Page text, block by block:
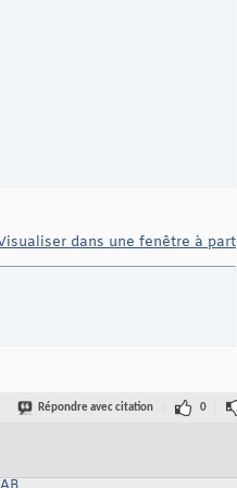
dans une fenêtre à part
Répondre avec citation 0